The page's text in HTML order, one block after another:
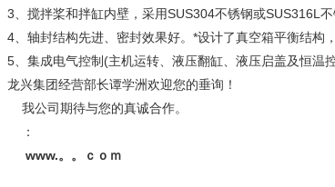
3、搅拌桨和拌缸内壁，采用SUS304不锈钢或SUS316L不
4、轴封结构先进、密封效果好。*设计了真空箱平衡结构
5、集成电气控制(主机运转、液压翻缸、液压启盖及恒温
龙兴集团经营部长谭学洲欢迎您的垂询！
我公司期待与您的真诚合作。
：
www.。。ｃｏｍ